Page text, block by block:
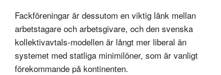
Fackföreningar är dessutom en viktig länk mellan
arbetstagare och arbetsgivare, och den svenska
kollektivavtals-modellen är långt mer liberal än
systemet med statliga minimilöner, som är vanligt
förekommande på kontinenten.